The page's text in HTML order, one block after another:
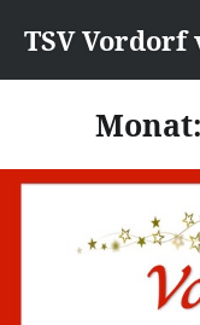
zumTSV Vordorf
Monat: